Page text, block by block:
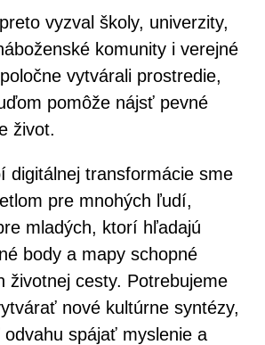
vyzval školy, univerzity,
komunity i verejné
vytvárali prostredie,
pomôže nájsť pevné
život.
digitálnej transformácie sme
pre mnohých ľudí,
mladých, ktorí hľadajú
body a mapy schopné
životnej cesty. Potrebujeme
nové kultúrne syntézy,
spájať myslenie a